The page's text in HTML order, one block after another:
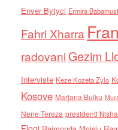
Enver Bytyci Ermira
Fahri Xharra
radovaniGezim
Interviste Keze Kozeta Zylo
Kosove Marjana Bulku
Nene Tereza presidenti